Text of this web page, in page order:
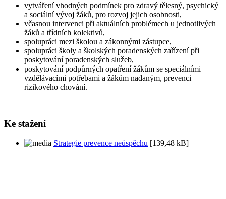
vytváření vhodných podmínek pro zdravý tělesný, psychický
a sociální vývoj žáků, pro rozvoj jejich osobnosti,
včasnou intervenci při aktuálních problémech u jednotlivých
žáků a třídních kolektivů,
spolupráci mezi školou a zákonnými zástupce,
spolupráci školy a školských poradenských zařízení při
poskytování poradenských služeb,
poskytování podpůrných opatření žákům se speciálními
vzdělávacími potřebami a žákům nadaným, prevenci
rizikového chování.
Ke stažení
Strategie prevence neúspěchu [139,48 kB]